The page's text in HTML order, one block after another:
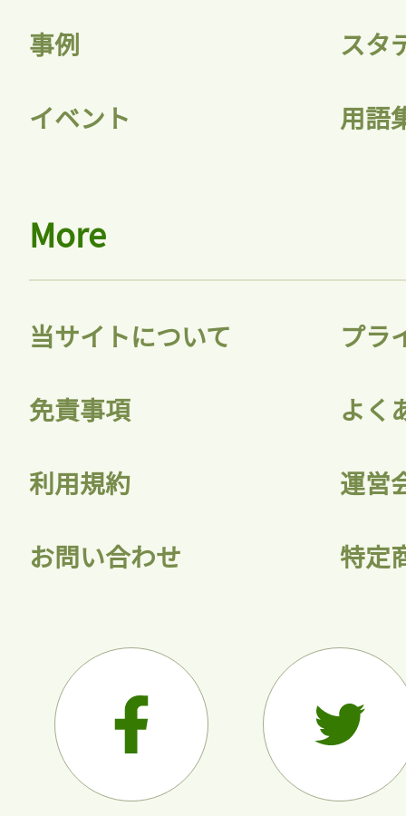
ログイン
事例 スタ
イベント 用語
More
当サイトについて プラ
免責事項 よく
利用規約 運営
お問い合わせ 特定